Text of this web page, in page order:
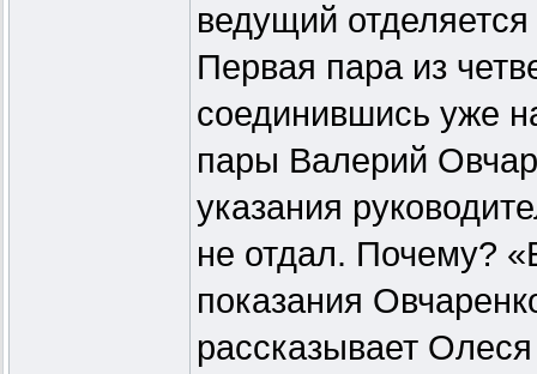
ведущий
Первая пара из
соединившись уже
пары Валерий
указания
не отдал. Почему?
показания
рассказывает